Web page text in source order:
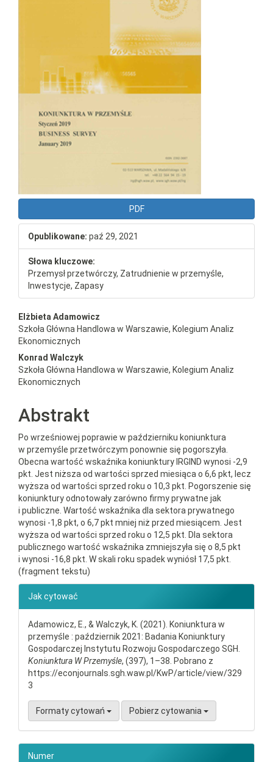
PDF
Opublikowane: paź 29, 2021
Słowa kluczowe:
Przemysł przetwórczy, Zatrudnienie w przemyśle,
Inwestycje, Zapasy
Elżbieta Adamowicz
Szkoła Główna Handlowa w Warszawie, Kolegium Analiz
Ekonomicznych
Konrad Walczyk
Szkoła Główna Handlowa w Warszawie, Kolegium Analiz
Ekonomicznych
Abstrakt
Po wrześniowej poprawie w październiku koniunktura
w przemyśle przetwórczym ponownie się pogorszyła.
Obecna wartość wskaźnika koniunktury IRGIND wynosi -2,9
pkt. Jest niższa od wartości sprzed miesiąca o 6,6 pkt, lecz
wyższa od wartości sprzed roku o 10,3 pkt. Pogorszenie się
koniunktury odnotowały zarówno firmy prywatne jak
i publiczne. Wartość wskaźnika dla sektora prywatnego
wynosi -1,8 pkt, o 6,7 pkt mniej niż przed miesiącem. Jest
wyższa od wartości sprzed roku o 12,5 pkt. Dla sektora
publicznego wartość wskaźnika zmniejszyła się o 8,5 pkt
i wynosi -16,8 pkt. W skali roku spadek wyniósł 17,5 pkt.
(fragment tekstu)
Jak cytować
Adamowicz, E., & Walczyk, K. (2021). Koniunktura w
przemyśle : październik 2021: Badania Koniunktury
Gospodarczej Instytutu Rozwoju Gospodarczego SGH.
Koniunktura W Przemyśle, (397), 1–38. Pobrano z
https://econjournals.sgh.waw.pl/KwP/article/view/329
3
Formaty cytowań Pobierz cytowania
Numer